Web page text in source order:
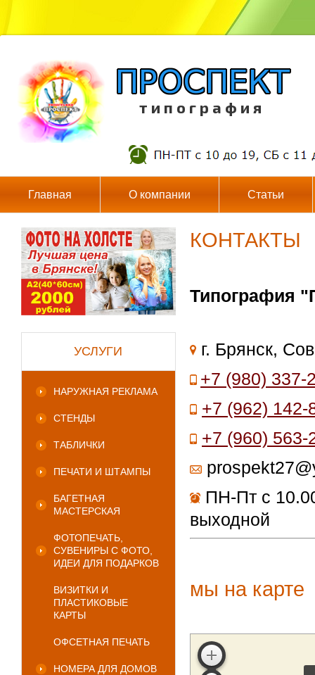
т и п о г р а ф и я
Главная О компании Статьи
УСЛУГИ
НАРУЖНАЯ РЕКЛАМА
СТЕНДЫ
ТАБЛИЧКИ
ПЕЧАТИ И ШТАМПЫ
БАГЕТНАЯ
МАСТЕРСКАЯ
ФОТОПЕЧАТЬ,
СУВЕНИРЫ С ФОТО,
ИДЕИ ДЛЯ ПОДАРКОВ
ВИЗИТКИ И
ПЛАСТИКОВЫЕ
КАРТЫ
ОФСЕТНАЯ ПЕЧАТЬ
НОМЕРА ДЛЯ ДОМОВ
КОНТАКТЫ
Типография
г. Брянск,
+7 (980) 337-
+7 (962) 142-
+7 (960) 563-
ПН-Пт с
выходной
мы на карте